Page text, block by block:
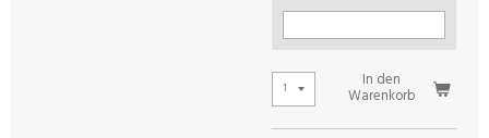
In den
Warenkorb